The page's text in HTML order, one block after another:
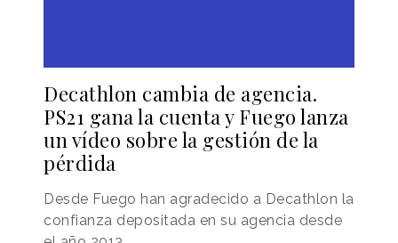
Decathlon cambia de agencia.
PS21 gana la cuenta y Fuego lanza
un vídeo sobre la gestión de la
pérdida
Desde Fuego han agradecido a Decathlon la
confianza depositada en su agencia desde